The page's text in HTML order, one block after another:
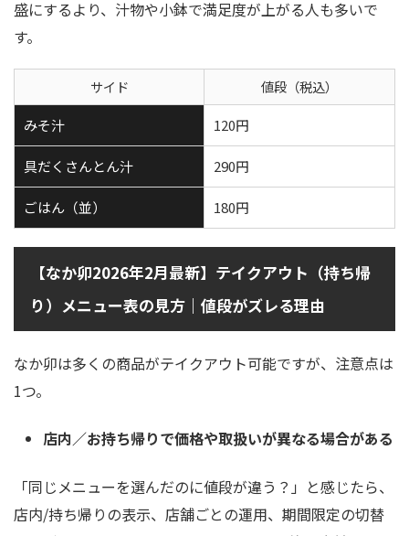
盛にするより、汁物や小鉢で満足度が上がる人も多いで
す。
サイド
値段（税込）
みそ汁
120円
具だくさんとん汁 290円
ごはん（並） 180円
【なか卯2026年2月最新】テイクアウト（持ち帰
り）メニュー表の見方｜値段がズレる理由
なか卯は多くの商品がテイクアウト可能ですが、注意点は
1つ。
店内／お持ち帰りで価格や取扱いが異なる場合がある
「同じメニューを選んだのに値段が違う？」と感じたら、
店内/持ち帰りの表示、店舗ごとの運用、期間限定の切替